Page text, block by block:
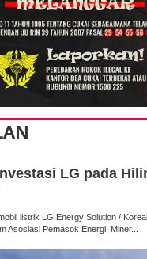
LG pada
listrik LG Energy Solution /
Asosiasi Pemasok Energi, Miner...